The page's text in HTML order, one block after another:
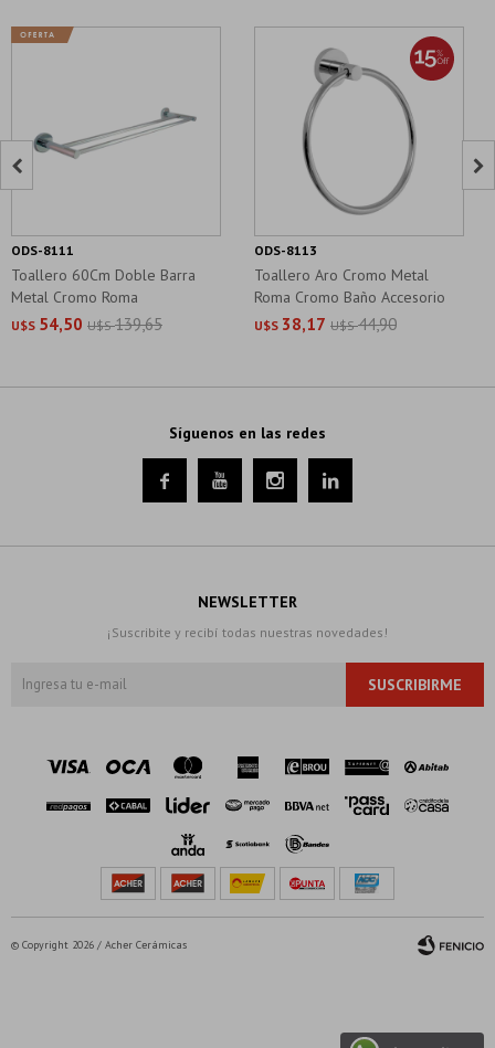
Toallero 60Cm Doble Barra
Metal Cromo Roma
U$S 54,50 U$S 139,65
ODS-8111
Toallero Aro Cromo Metal
Roma Cromo Baño Accesorio
U$S 38,17 U$S 44,90
ODS-8113
 
Síguenos en las redes
   
NEWSLETTER
¡Suscribite y recibí todas nuestras novedades!
SUSCRIBIRME
© Copyright 2026 / Acher Cerámicas